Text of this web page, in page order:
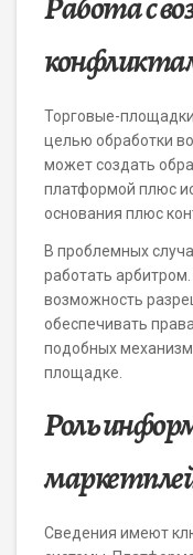
Торговые-
целью обработки
может создать
платформой плюс
основания плюс
В проблемных
работать
возможность
обеспечивать
подобных
площадке.
Роль
Сведения имеют